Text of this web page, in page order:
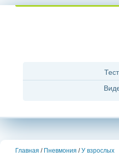
Главная / Пневмония / У взрослых